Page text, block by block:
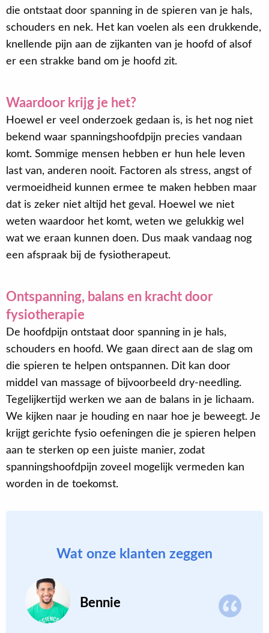
die ontstaat door spanning in de spieren van je hals,
schouders en nek. Het kan voelen als een drukkende,
knellende pijn aan de zijkanten van je hoofd of alsof
er een strakke band om je hoofd zit.
Waardoor krijg je het?
Hoewel er veel onderzoek gedaan is, is het nog niet
bekend waar spanningshoofdpijn precies vandaan
komt. Sommige mensen hebben er hun hele leven
last van, anderen nooit. Factoren als stress, angst of
vermoeidheid kunnen ermee te maken hebben maar
dat is zeker niet altijd het geval. Hoewel we niet
weten waardoor het komt, weten we gelukkig wel
wat we eraan kunnen doen. Dus maak vandaag nog
een afspraak bij de fysiotherapeut.
Ontspanning, balans en kracht door
fysiotherapie
De hoofdpijn ontstaat door spanning in je hals,
schouders en hoofd. We gaan direct aan de slag om
die spieren te helpen ontspannen. Dit kan door
middel van massage of bijvoorbeeld dry-needling.
Tegelijkertijd werken we aan de balans in je lichaam.
We kijken naar je houding en naar hoe je beweegt. Je
krijgt gerichte fysio oefeningen die je spieren helpen
aan te sterken op een juiste manier, zodat
spanningshoofdpijn zoveel mogelijk vermeden kan
worden in de toekomst.
Wat onze klanten zeggen
Bennie